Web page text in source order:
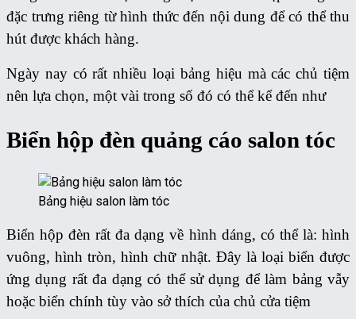
đặc trưng riêng từ hình thức đến nội dung để có thể thu
hút được khách hàng.
Ngày nay có rất nhiều loại bảng hiệu mà các chủ tiệm
nên lựa chọn, một vài trong số đó có thể kể đến như
Biển hộp đèn quảng cáo salon tóc
Bảng hiệu salon làm tóc
Biển hộp đèn rất đa dạng về hình dáng, có thể là: hình
vuông, hình tròn, hình chữ nhật. Đây là loại biển được
ứng dụng rất đa dạng có thể sử dụng để làm bảng vẫy
hoặc biển chính tùy vào sở thích của chủ cửa tiệm